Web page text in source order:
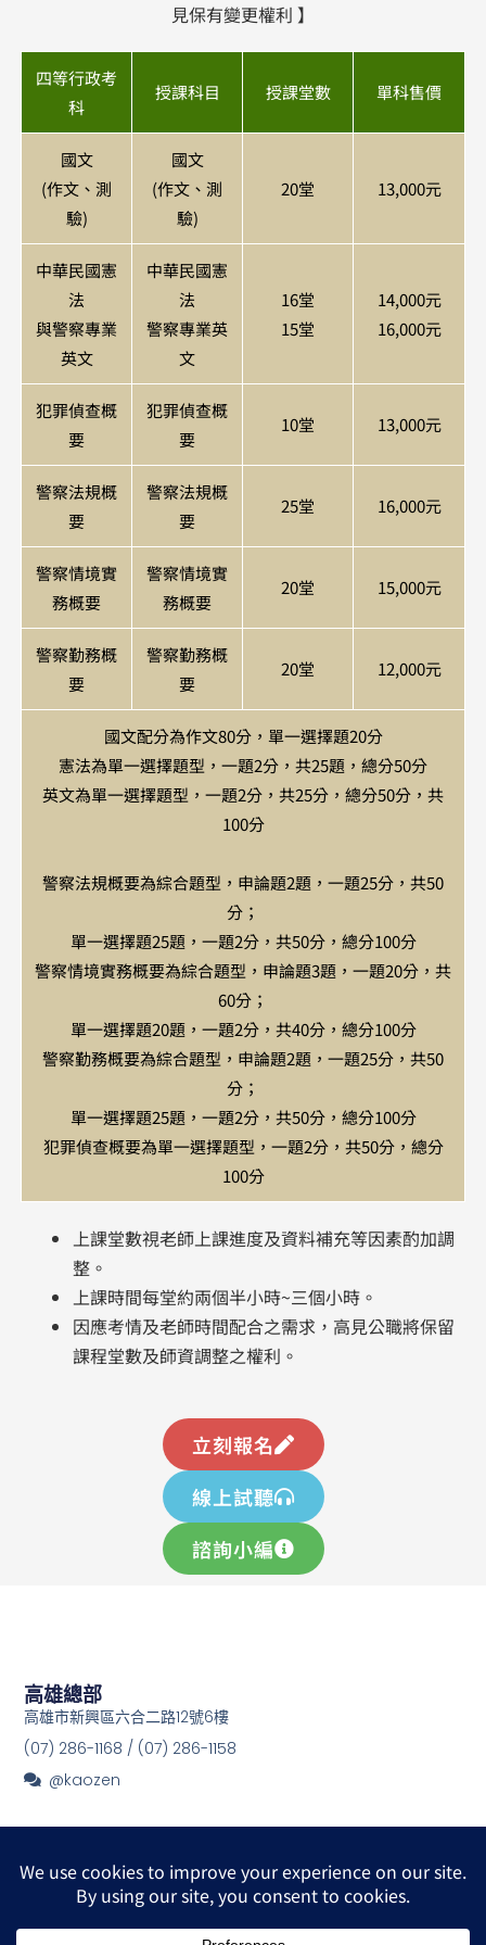
見保有變更權利 】
四等行政考
科
授課科目 授課堂數 單科售價
國文
(作文、測
驗)
國文
(作文、測
驗)
20堂 13,000元​
中華民國憲
法
與警察專業
英文
中華民國憲
法
警察專業英
文
16堂
15堂
14,000元​
16,000元​
犯罪偵查概
要
犯罪偵查概
要
10堂 13,000元​
警察法規概
要
警察法規概
要
25堂 16,000元​
警察情境實
務概要
警察情境實
務概要
20堂 15,000元​
警察勤務概
要
警察勤務概
要
20堂 12,000元​
國文配分為作文80分，單一選擇題20分
憲法為單一選擇題型，一題2分，共25題，總分50分
英文為單一選擇題型，一題2分，共25分，總分50分，共
100分
警察法規概要為綜合題型，申論題2題，一題25分，共50
分；
單一選擇題25題，一題2分，共50分，總分100分
警察情境實務概要為綜合題型，申論題3題，一題20分，共
60分；
單一選擇題20題，一題2分，共40分，總分100分
警察勤務概要為綜合題型，申論題2題，一題25分，共50
分；
單一選擇題25題，一題2分，共50分，總分100分
犯罪偵查概要為單一選擇題型，一題2分，共50分，總分
100分
上課堂數視老師上課進度及資料補充等因素酌加調
整。
上課時間每堂約兩個半小時~三個小時。
​因應考情及老師時間配合之需求，高見公職將保留
課程堂數及師資調整之權利。
立刻報名
線上試聽
諮詢小編
高雄總部
高雄市新興區六合二路12號6樓
(07) 286-1168 / (07) 286-1158
@kaozen